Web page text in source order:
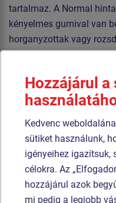
tartalmaz. A Normal
kényelmes gumival van
horganyzottak vagy
Termék - SEH-0006D
Baba - Mama ülőke
(lánccal együtt)
Hozzájárul a
Kedvenc
sütiket használunk,
igényeihez igazítsuk,
célokra. Az
hozzájárul azok
mi pedig a legjobb